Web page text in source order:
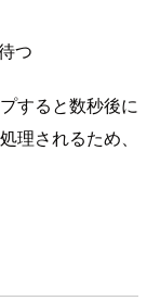
つ
すると数秒後に
理されるため、